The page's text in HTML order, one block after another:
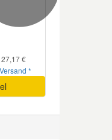
€
Versand *